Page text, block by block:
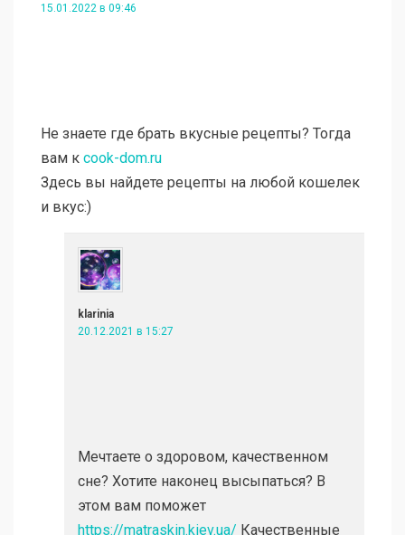
15.01.2022 в 09:46
Не знаете где брать вкусные рецепты? Тогда
вам к cook-dom.ru
Здесь вы найдете рецепты на любой кошелек
и вкус:)
klarinia
20.12.2021 в 15:27
Мечтаете о здоровом, качественном
сне? Хотите наконец высыпаться? В
этом вам поможет
https://matraskin.kiev.ua/ Качественные